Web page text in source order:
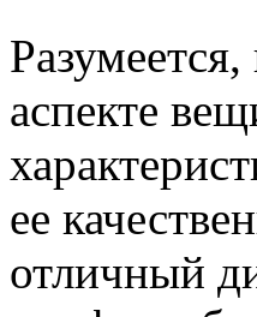
аспекте
ее
отличный